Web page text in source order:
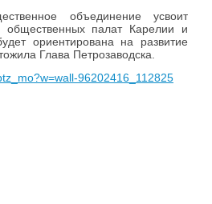
объединение усвоит
палат Карелии и
ориентирована на развитие
Глава Петрозаводска.
96202416_112825